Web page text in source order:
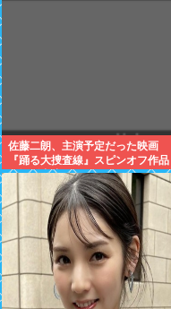
佐藤二朗、主演予定だった映画
『踊る大捜査線』スピンオフ作品
の撮影中止